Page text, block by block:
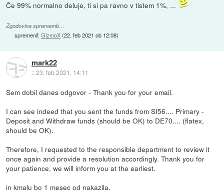
Če 99% normalno deluje, ti si pa ravno v tistem 1%, ...
Zgodovina sprememb…
spremenil:GizmoX(22. feb 2021 ob 12:08)
mark22
::23. feb 2021, 14:11
Sem dobil danes odgovor - Thank you for your email.
I can see indeed that you sent the funds from SI56.... Primary -
Deposit and Withdraw funds (should be OK) to DE70.... (flatex,
should be OK).
Therefore, I requested to the responsible department to review it
once again and provide a resolution accordingly. Thank you for
your patience, we will inform you at the earliest.
in kmalu bo 1 mesec od nakazila.